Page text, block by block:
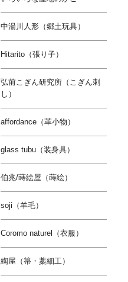
中湯川人形（郷土玩具）
Hitarito（張り子）
弘前こぎん研究所（こぎん刺
し）
affordance（革小物）
glass tubu（装身具）
伯兆/蒔絵屋（蒔絵）
soji（羊毛）
Coromo naturel（衣服）
綯屋（箒・藁細工）